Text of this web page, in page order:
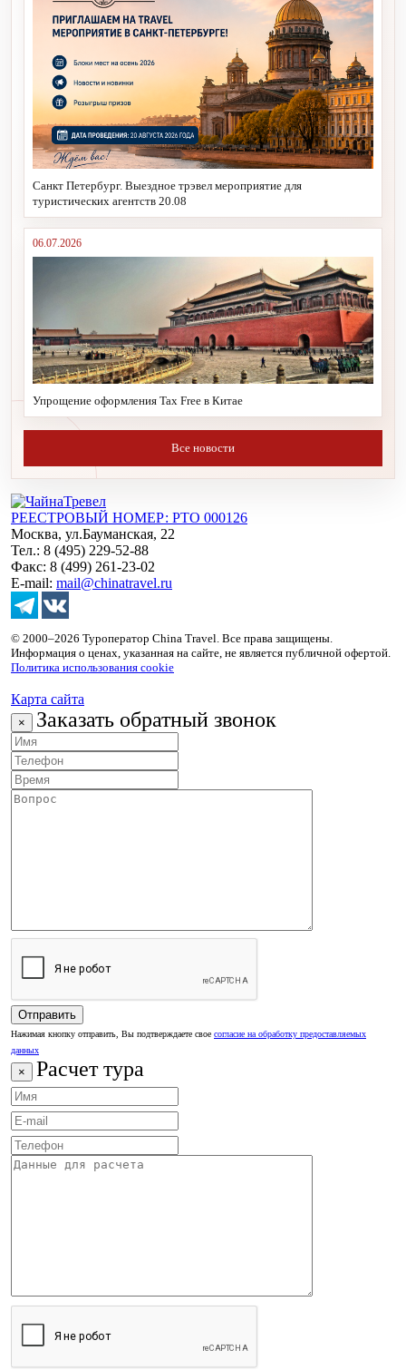
Санкт Петербург. Выездное трэвел мероприятие для
туристических агентств 20.08
06.07.2026
Упрощение оформления Tax Free в Китае
Все новости
РЕЕСТРОВЫЙ НОМЕР: РТО 000126
Москва, ул.Бауманская, 22
Тел.: 8 (495) 229-52-88
Факс: 8 (499) 261-23-02
E-mail: mail@chinatravel.ru
© 2000–2026 Туроператор China Travel. Все права защищены.
Информация о ценах, указанная на сайте, не является публичной офертой.
Политика использования cookie
Карта сайта
× Заказать обратный звонок
Нажимая кнопку отправить, Вы подтверждаете свое согласие на обработку предоставляемых
данных
× Расчет тура